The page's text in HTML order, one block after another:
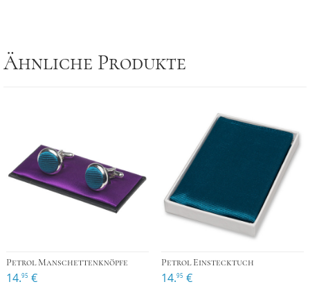
Ähnliche Produkte
Petrol Manschettenknöpfe
14.95 €
Petrol Einstecktuch
14.95 €